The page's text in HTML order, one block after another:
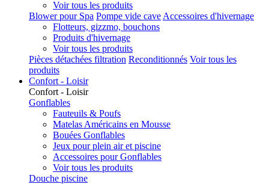
Voir tous les produits
Blower pour Spa Pompe vide cave Accessoires d'hivernage
Flotteurs, gizzmo, bouchons
Produits d'hivernage
Voir tous les produits
Pièces détachées filtration Reconditionnés Voir tous les
produits
Confort - Loisir
Confort - Loisir
Gonflables
Fauteuils & Poufs
Matelas Américains en Mousse
Bouées Gonflables
Jeux pour plein air et piscine
Accessoires pour Gonflables
Voir tous les produits
Douche piscine